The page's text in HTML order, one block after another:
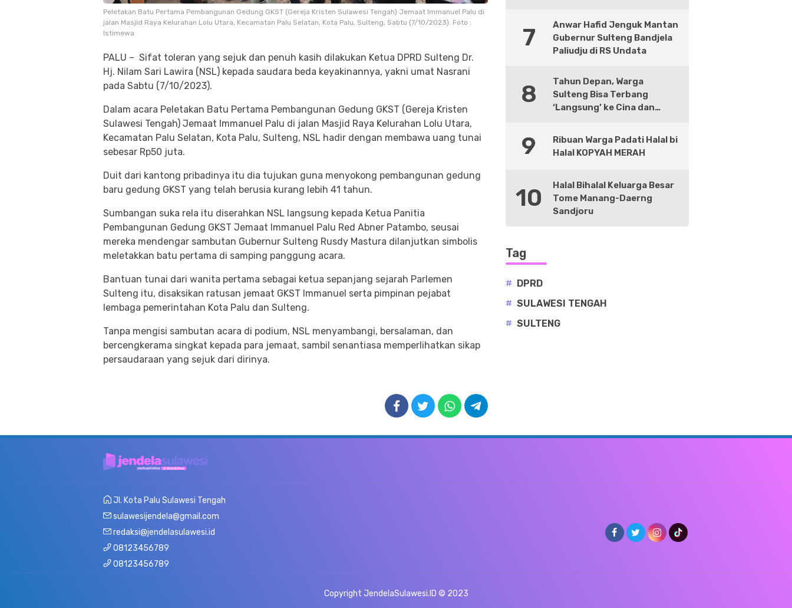
Peletakan Batu Pertama Pembangunan Gedung GKST (Gereja Kristen Sulawesi Tengah) Jemaat Immanuel Palu di
jalan Masjid Raya Kelurahan Lolu Utara, Kecamatan Palu Selatan, Kota Palu, Sulteng, Sabtu (7/10/2023). Foto :
Istimewa
PALU – Sifat toleran yang sejuk dan penuh kasih dilakukan Ketua DPRD Sulteng Dr.
Hj. Nilam Sari Lawira (NSL) kepada saudara beda keyakinannya, yakni umat Nasrani
pada Sabtu (7/10/2023).
Dalam acara Peletakan Batu Pertama Pembangunan Gedung GKST (Gereja Kristen
Sulawesi Tengah) Jemaat Immanuel Palu di jalan Masjid Raya Kelurahan Lolu Utara,
Kecamatan Palu Selatan, Kota Palu, Sulteng, NSL hadir dengan membawa uang tunai
sebesar Rp50 juta.
Duit dari kantong pribadinya itu dia tujukan guna menyokong pembangunan gedung
baru gedung GKST yang telah berusia kurang lebih 41 tahun.
Sumbangan suka rela itu diserahkan NSL langsung kepada Ketua Panitia
Pembangunan Gedung GKST Jemaat Immanuel Palu Red Abner Patambo, seusai
mereka mendengar sambutan Gubernur Sulteng Rusdy Mastura dilanjutkan simbolis
meletakkan batu pertama di samping panggung acara.
Bantuan tunai dari wanita pertama sebagai ketua sepanjang sejarah Parlemen
Sulteng itu, disaksikan ratusan jemaat GKST Immanuel serta pimpinan pejabat
lembaga pemerintahan Kota Palu dan Sulteng.
Tanpa mengisi sambutan acara di podium, NSL menyambangi, bersalaman, dan
bercengkerama singkat kepada para jemaat, sambil senantiasa memperlihatkan sikap
persaudaraan yang sejuk dari dirinya.
7
Anwar Hafid Jenguk Mantan
Gubernur Sulteng Bandjela
Paliudju di RS Undata
8
Tahun Depan, Warga
Sulteng Bisa Terbang
‘Langsung’ ke Cina dan
9
Ribuan Warga Padati Halal bi
Halal KOPYAH MERAH
10
Halal Bihalal Keluarga Besar
Tome Manang-Daerng
Sandjoru
Tag
# DPRD
# SULAWESI TENGAH
# SULTENG
Jl. Kota Palu Sulawesi Tengah
sulawesijendela@gmail.com
redaksi@jendelasulawesi.id
08123456789
08123456789
Copyright JendelaSulawesi.ID © 2023